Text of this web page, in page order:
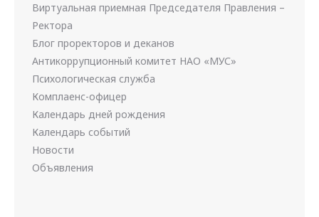
Виртуальная приемная Председателя Правления –
Ректора
Блог проректоров и деканов
Антикоррупционный комитет НАО «МУС»
Психологическая служба
Комплаенс-офицер
Календарь дней рождения
Календарь событий
Новости
Объявления